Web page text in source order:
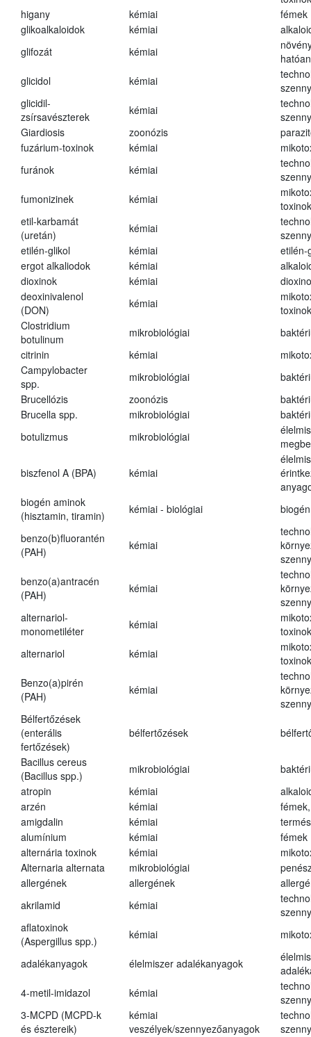
higany
kémiai
fémek
glikoalkaloidok
kémiai
glifozát
kémiai
glicidol
kémiai
glicidil-
zsírsavészterek
kémiai
Giardiosis
zoonózis
fuzárium-toxinok
kémiai
furánok
kémiai
fumonizinek
kémiai
toxinok
etil-karbamát
(uretán)
kémiai
etilén-glikol
kémiai
etilén-
ergot alkaliodok
kémiai
dioxinok
kémiai
deoxinivalenol
(DON)
kémiai
toxinok
Clostridium
botulinum
mikrobiológiai
citrinin
kémiai
Campylobacter
spp.
mikrobiológiai
Brucellózis
zoonózis
Brucella spp.
mikrobiológiai
botulizmus
mikrobiológiai
biszfenol A (BPA) kémiai
biogén aminok
(hisztamin, tiramin)
kémiai - biológiai
benzo(b)fluorantén
(PAH)
kémiai
benzo(a)antracén
(PAH)
kémiai
alternariol-
monometiléter
kémiai
toxinok
alternariol
kémiai
toxinok
Benzo(a)pirén
(PAH)
kémiai
Bélfertőzések
(enterális
fertőzések)
bélfertőzések
Bacillus cereus
(Bacillus spp.)
mikrobiológiai
atropin
kémiai
arzén
kémiai
amigdalin
kémiai
alumínium
kémiai
fémek
alternária toxinok
kémiai
Alternaria alternata
mikrobiológiai
allergének
allergének
akrilamid
kémiai
aflatoxinok
(Aspergillus spp.)
kémiai
adalékanyagok élelmiszer adalékanyagok
4-metil-imidazol
kémiai
3-MCPD (MCPD-k
és észtereik)
kémiai
veszélyek/szennyezőanyagok